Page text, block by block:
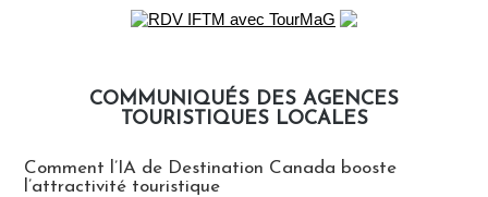
COMMUNIQUÉS DES AGENCES
TOURISTIQUES LOCALES
Comment l’IA de Destination Canada booste
l’attractivité touristique